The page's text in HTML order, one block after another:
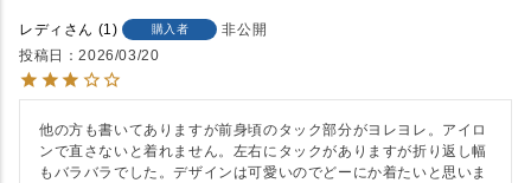
レディ 1 購入者
非公開
投稿日
2026/03/20
他の方も書いてありますが前身頃のタック部分がヨレヨレ。アイロ
ンで直さないと着れません。左右にタックがありますが折り返し幅
もバラバラでした。デザインは可愛いのでどーにか着たいと思いま